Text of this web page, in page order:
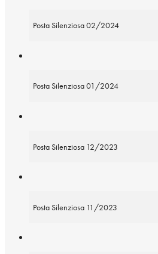
Posta Silenziosa 02/2024
Posta Silenziosa 01/2024
Posta Silenziosa 12/2023
Posta Silenziosa 11/2023